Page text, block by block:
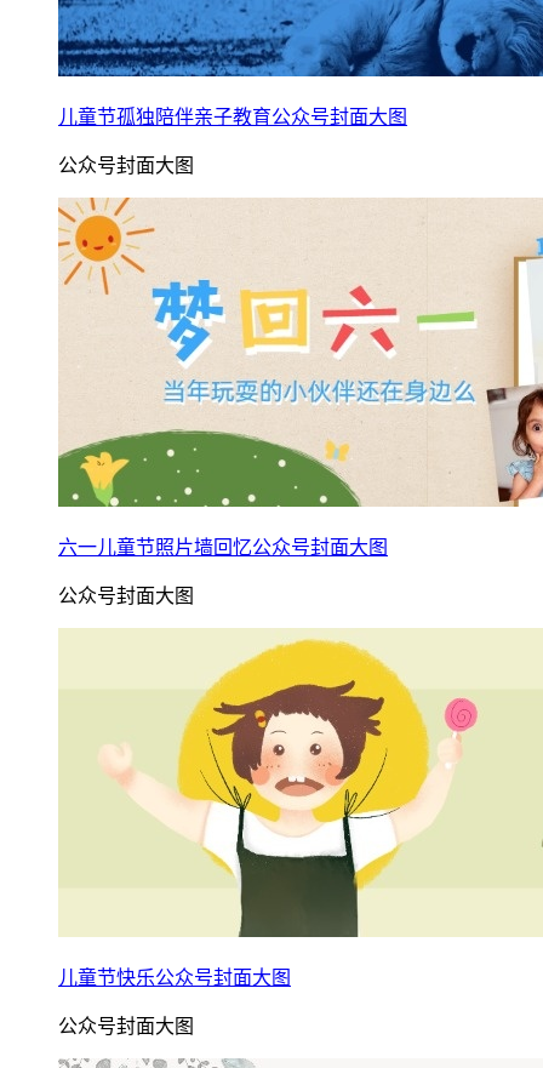
儿童节孤独陪伴亲子教育公众号封面大图
公众号封面大图
六一儿童节照片墙回忆公众号封面大图
公众号封面大图
儿童节快乐公众号封面大图
公众号封面大图